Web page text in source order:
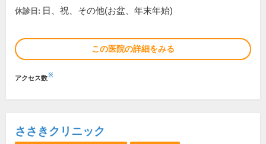
休診日: 日、祝、その他(お盆、年末年始)
この医院の詳細をみる
アクセス数※
ささきクリニック